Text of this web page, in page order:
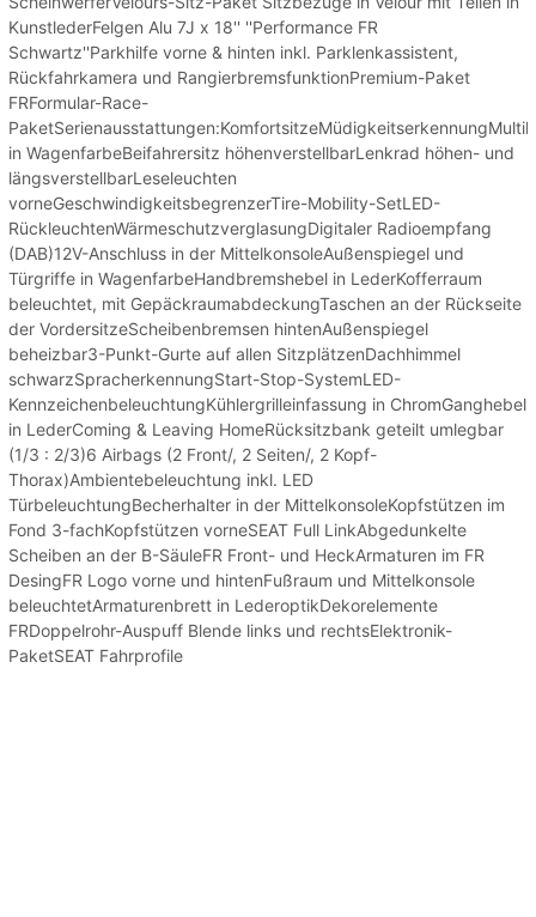
KunstlederFelgen Alu 7J x 18'' ''Performance FR
Schwartz''Parkhilfe vorne & hinten inkl. Parklenkassistent,
Rückfahrkamera und RangierbremsfunktionPremium-Paket
FRFormular-Race-
in WagenfarbeBeifahrersitz höhenverstellbarLenkrad höhen- und
längsverstellbarLeseleuchten
vorneGeschwindigkeitsbegrenzerTire-Mobility-SetLED-
RückleuchtenWärmeschutzverglasungDigitaler Radioempfang
(DAB)12V-Anschluss in der MittelkonsoleAußenspiegel und
Türgriffe in WagenfarbeHandbremshebel in LederKofferraum
beleuchtet, mit GepäckraumabdeckungTaschen an der Rückseite
der VordersitzeScheibenbremsen hintenAußenspiegel
beheizbar3-Punkt-Gurte auf allen SitzplätzenDachhimmel
schwarzSpracherkennungStart-Stop-SystemLED-
KennzeichenbeleuchtungKühlergrilleinfassung in ChromGanghebel
in LederComing & Leaving HomeRücksitzbank geteilt umlegbar
(1/3 : 2/3)6 Airbags (2 Front/, 2 Seiten/, 2 Kopf-
Thorax)Ambientebeleuchtung inkl. LED
TürbeleuchtungBecherhalter in der MittelkonsoleKopfstützen im
Fond 3-fachKopfstützen vorneSEAT Full LinkAbgedunkelte
Scheiben an der B-SäuleFR Front- und HeckArmaturen im FR
DesingFR Logo vorne und hintenFußraum und Mittelkonsole
beleuchtetArmaturenbrett in LederoptikDekorelemente
FRDoppelrohr-Auspuff Blende links und rechtsElektronik-
PaketSEAT Fahrprofile